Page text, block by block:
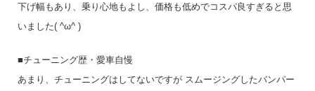
下げ幅もあり、乗り心地もよし、価格も低めでコスパ良すぎると思
いました( ^ω^ )
■チューニング歴・愛車自慢
あまり、チューニングはしてないですが スムージングしたバンパー